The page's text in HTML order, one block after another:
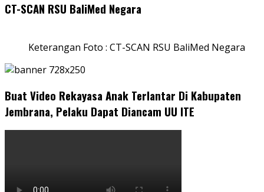
CT-SCAN RSU BaliMed Negara
Keterangan Foto : CT-SCAN RSU BaliMed Negara
Buat Video Rekayasa Anak Terlantar Di Kabupaten
Jembrana, Pelaku Dapat Diancam UU ITE